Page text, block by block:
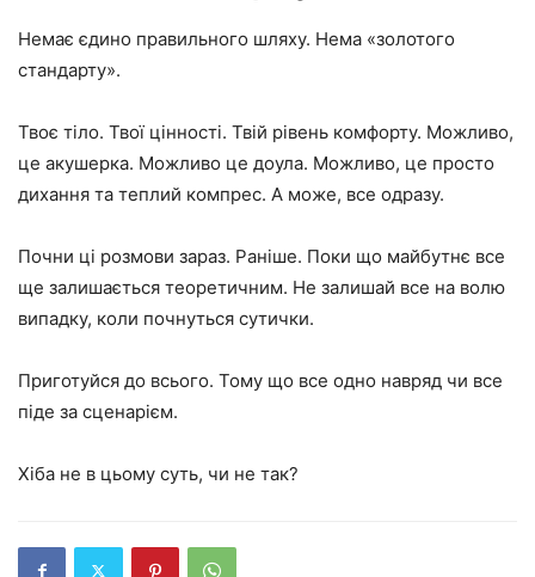
Немає єдино правильного шляху. Нема «золотого
стандарту».
Твоє тіло. Твої цінності. Твій рівень комфорту. Можливо,
це акушерка. Можливо це доула. Можливо, це просто
дихання та теплий компрес. А може, все одразу.
Почни ці розмови зараз. Раніше. Поки що майбутнє все
ще залишається теоретичним. Не залишай все на волю
випадку, коли почнуться сутички.
Приготуйся до всього. Тому що все одно навряд чи все
піде за сценарієм.
Хіба не в цьому суть, чи не так?